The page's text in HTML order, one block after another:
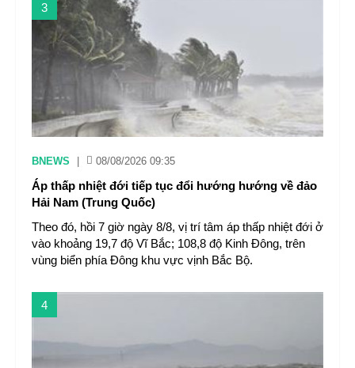
3
BNEWS 08/08/2026 09:35
Áp thấp nhiệt đới tiếp tục đổi hướng hướng về đảo
Hải Nam (Trung Quốc)
Theo đó, hồi 7 giờ ngày 8/8, vị trí tâm áp thấp nhiệt đới ở
vào khoảng 19,7 độ Vĩ Bắc; 108,8 độ Kinh Đông, trên
vùng biển phía Đông khu vực vịnh Bắc Bộ.
4